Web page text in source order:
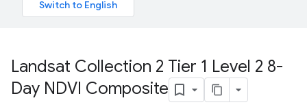
Landsat Collection 2 Tier 1 Level 2 8-
Day NDVI Composite